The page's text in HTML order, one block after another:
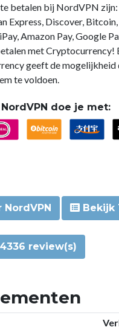
betalen bij NordVPN
Express, Discover,
Amazon Pay, Google
met Cryptocurrency!
geeft de mogelijkheid
te voldoen.
doe je met:
NordVPN Bekijk
review(s)